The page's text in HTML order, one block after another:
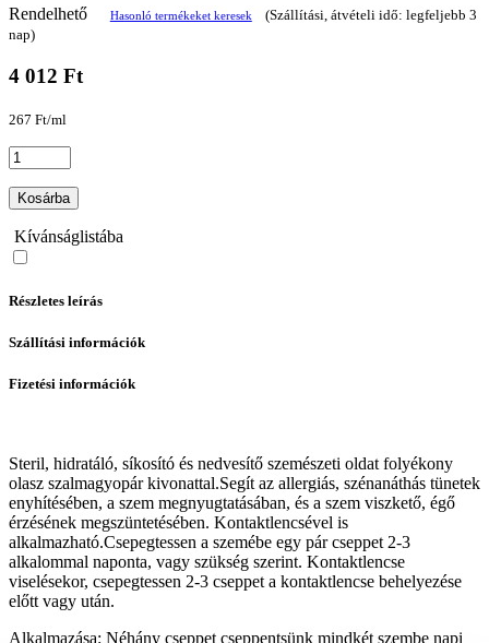
Rendelhető Hasonló termékeket keresek
(Szállítási, átvételi idő: legfeljebb 3
nap)
4 012 Ft
267 Ft/ml
Kosárba
Kívánságlistába
Részletes leírás
Szállítási információk
Fizetési információk
Steril, hidratáló, síkosító és nedvesítő sze­mészeti oldat folyékony
olasz szalmagyopár kivonattal.Segít az allergiás, szénanáthás tünetek
enyhítésében, a szem megnyugta­tásában, és a szem viszkető, égő
érzésének megszüntetésében. Kontaktlencsével is
alkalmazható.Csepegtessen a szemébe egy pár cseppet 2-3
alkalommal naponta, vagy szükség szerint. Kontaktlencse
viselésekor, csepegtessen 2-3 cseppet a kontaktlencse behelyezése
előtt vagy után.
Alkalmazása: Néhány cseppet cseppentsünk mindkét szembe napi